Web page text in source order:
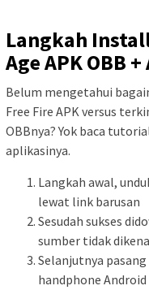
Langkah
Age APK OBB +
Belum mengetahui
Free Fire APK versus
OBBnya? Yok baca
aplikasinya.
Langkah awal,
lewat link barusan
Sesudah sukses
sumber tidak
Selanjutnya
handphone